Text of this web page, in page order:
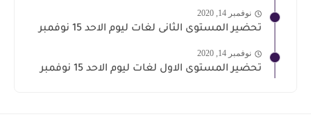
نوفمبر 14, 2020
تحضير المستوى الثانى لغات ليوم الاحد 15 نوفمبر
نوفمبر 14, 2020
تحضير المستوى الاول لغات ليوم الاحد 15 نوفمبر